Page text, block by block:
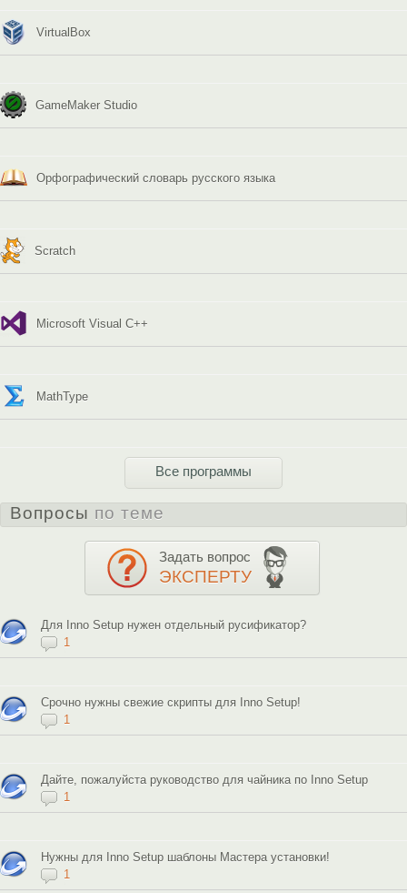
VirtualBox
GameMaker Studio
Орфографический словарь русского языка
Scratch
Microsoft Visual C++
MathType
Все программы
Вопросы по теме
Задать вопрос
ЭКСПЕРТУ
Для Inno Setup нужен отдельный русификатор?
1
Срочно нужны свежие скрипты для Inno Setup!
1
Дайте, пожалуйста руководство для чайника по Inno Setup
1
Нужны для Inno Setup шаблоны Мастера установки!
1